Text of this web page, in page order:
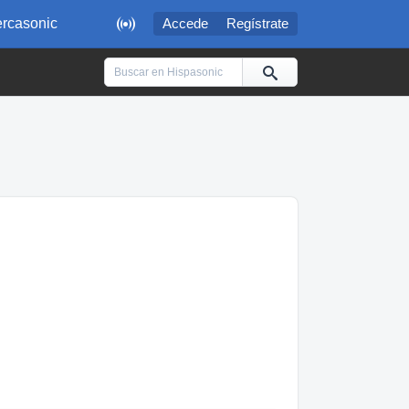
 Accede Regístrate